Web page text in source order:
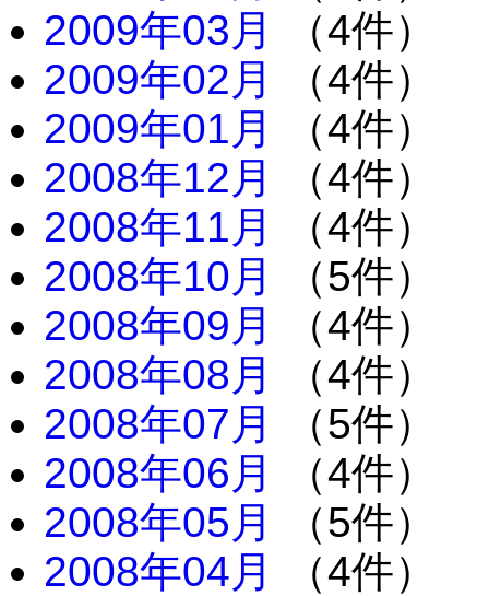
2009年03月
（4件）
2009年02月
（4件）
2009年01月
（4件）
2008年12月
（4件）
2008年11月
（4件）
2008年10月
（5件）
2008年09月
（4件）
2008年08月
（4件）
2008年07月
（5件）
2008年06月
（4件）
2008年05月
（5件）
2008年04月
（4件）